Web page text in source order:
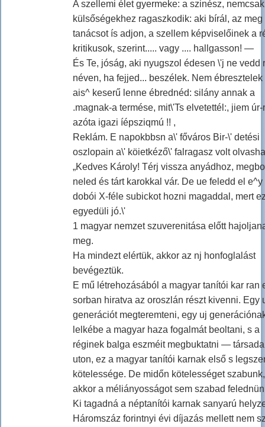
A szellemi élet gyermeke: a szinész,
külsőségekhez ragaszkodik: aki bírál, az meg
tanácsot ís adjon, a szellem képviselőinek a
kritikusok, szerint..... vagy .... hallgasson! —
És Te, jóság, aki nyugszol édesen \'j ne vedd
néven, ha fejjed... beszélek. Nem ébresztelek
ais^ keserű lenne ébrednéd: silány annak a
.magnak-a termése, mit\'Ts elvetettél:, jiem úr-
azóta igazi íépsziqmú !! ,
Reklám. E napokbbsn a\' főváros Bir-\' detési
oszlopain a\' köietkéző\' falragasz volt
„Kedves Károly! Térj vissza anyádhoz,
neled és tárt karokkal vár. De ue feledd el e^y
dobói X-féle subickot hozni magaddal, mert
egyedüli jó.\'
1 magyar nemzet szuverenitása előtt
meg.
Ha mindezt elértük, akkor az nj honfoglalást
bevégeztük.
E mű létrehozásából a magyar tanítói kar ran
sorban hiratva az oroszlán részt kivenni. Egy
generációt megteremteni, egy uj
lelkébe a magyar haza fogalmát beoltani, s a
réginek balga eszméit megbuktatni —
uton, ez a magyar tanítói karnak első s
kötelessége. De midőn kötelességet szabunk,
akkor a méliányosságot sem szabad
Ki tagadná a néptanítói karnak sanyarú
Háromszáz forintnyi évi díjazás mellett nem